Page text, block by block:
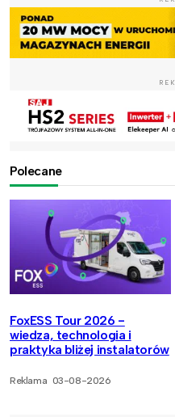
Polecane
FoxESS Tour 2026 -
wiedza, technologia i
praktyka bliżej instalatorów
Reklama 03-08-2026